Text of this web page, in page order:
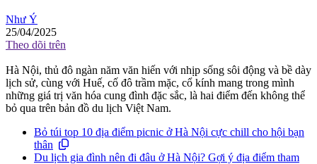
Như Ý
25/04/2025
Theo dõi trên
Hà Nội, thủ đô ngàn năm văn hiến với nhịp sống sôi động và bề dày
lịch sử, cùng với Huế, cố đô trầm mặc, cổ kính mang trong mình
những giá trị văn hóa cung đình đặc sắc, là hai điểm đến không thể
bỏ qua trên bản đồ du lịch Việt Nam.
Bỏ túi top 10 địa điểm picnic ở Hà Nội cực chill cho hội bạn
thân
Du lịch gia đình nên đi đâu ở Hà Nội? Gợi ý địa điểm tham